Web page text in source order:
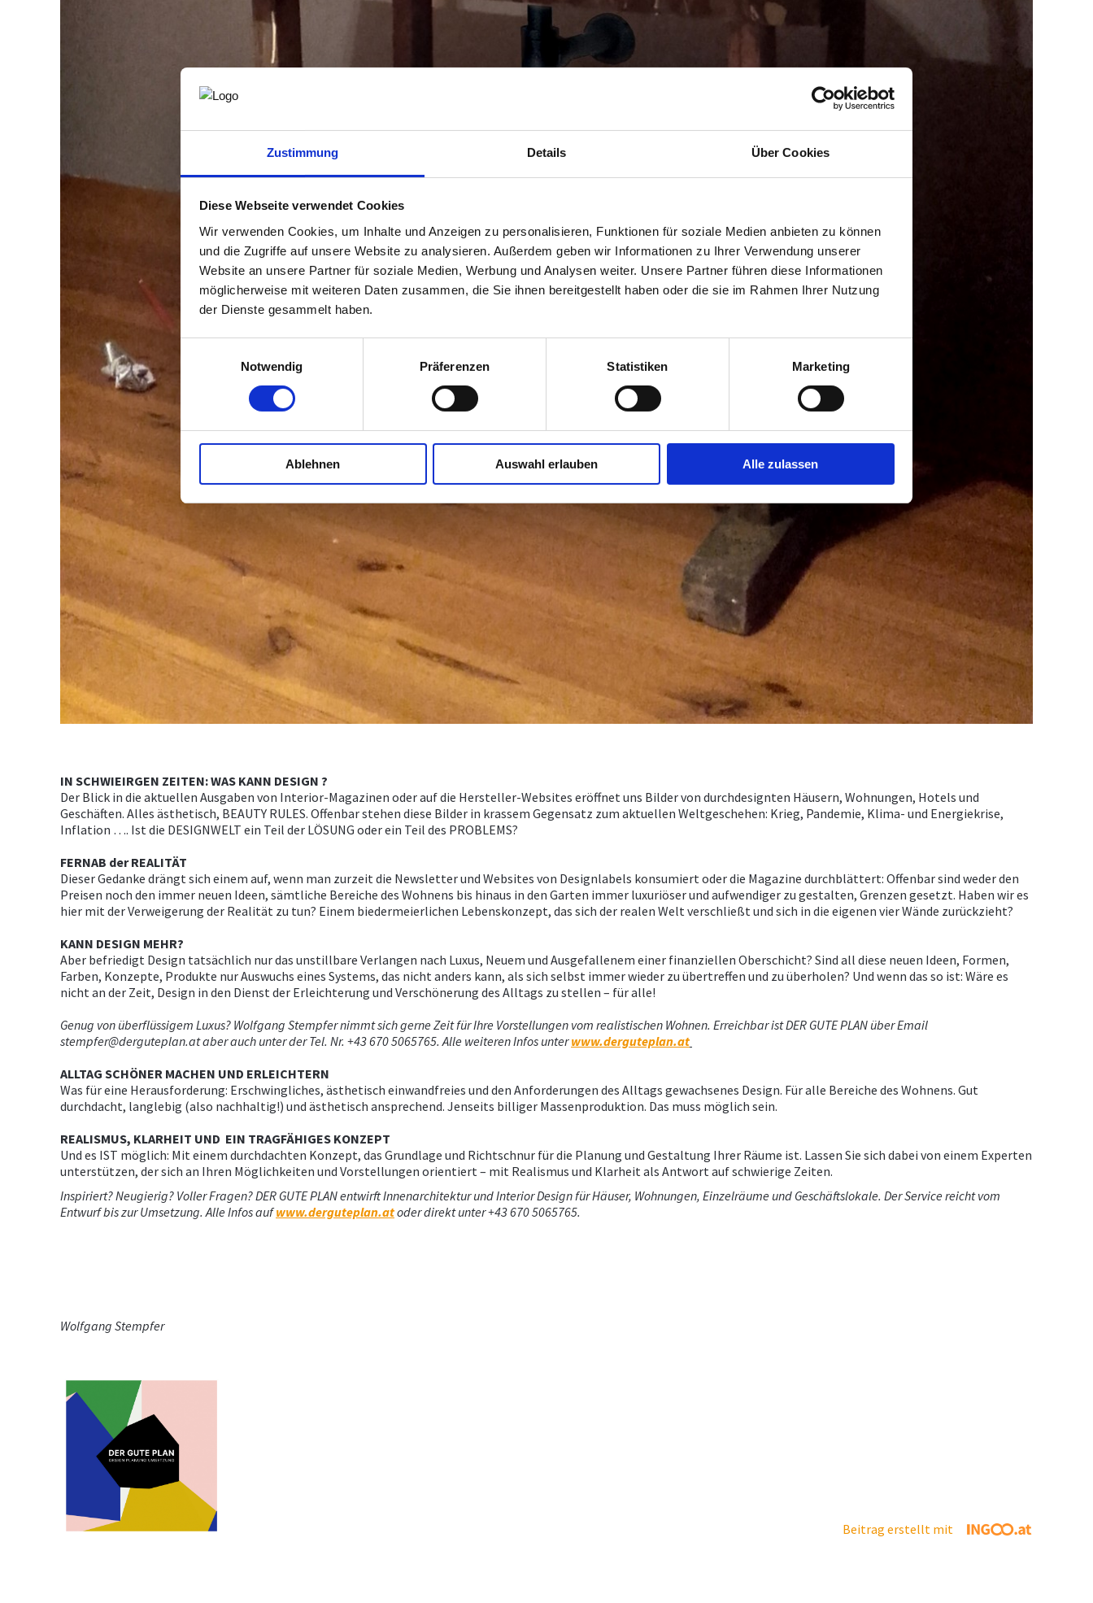
Zustimmung Details Über Cookies
Diese Webseite verwendet Cookies
Wir verwenden Cookies, um Inhalte und Anzeigen zu personalisieren, Funktionen für soziale Medien anbieten zu können
und die Zugriffe auf unsere Website zu analysieren. Außerdem geben wir Informationen zu Ihrer Verwendung unserer
Website an unsere Partner für soziale Medien, Werbung und Analysen weiter. Unsere Partner führen diese Informationen
möglicherweise mit weiteren Daten zusammen, die Sie ihnen bereitgestellt haben oder die sie im Rahmen Ihrer Nutzung
der Dienste gesammelt haben.
Notwendig
Präferenzen Statistiken Marketing
Ablehnen Auswahl erlauben Alle zulassen
IN SCHWIEIRGEN ZEITEN: WAS KANN DESIGN ?
Der Blick in die aktuellen Ausgaben von Interior-Magazinen oder auf die Hersteller-Websites eröffnet uns Bilder von durchdesignten Häusern, Wohnungen, Hotels und
Geschäften. Alles ästhetisch, BEAUTY RULES. Offenbar stehen diese Bilder in krassem Gegensatz zum aktuellen Weltgeschehen: Krieg, Pandemie, Klima- und Energiekrise,
Inflation …. Ist die DESIGNWELT ein Teil der LÖSUNG oder ein Teil des PROBLEMS?
FERNAB der REALITÄT
Dieser Gedanke drängt sich einem auf, wenn man zurzeit die Newsletter und Websites von Designlabels konsumiert oder die Magazine durchblättert: Offenbar sind weder den
Preisen noch den immer neuen Ideen, sämtliche Bereiche des Wohnens bis hinaus in den Garten immer luxuriöser und aufwendiger zu gestalten, Grenzen gesetzt. Haben wir es
hier mit der Verweigerung der Realität zu tun? Einem biedermeierlichen Lebenskonzept, das sich der realen Welt verschließt und sich in die eigenen vier Wände zurückzieht?
KANN DESIGN MEHR?
Aber befriedigt Design tatsächlich nur das unstillbare Verlangen nach Luxus, Neuem und Ausgefallenem einer finanziellen Oberschicht? Sind all diese neuen Ideen, Formen,
Farben, Konzepte, Produkte nur Auswuchs eines Systems, das nicht anders kann, als sich selbst immer wieder zu übertreffen und zu überholen? Und wenn das so ist: Wäre es
nicht an der Zeit, Design in den Dienst der Erleichterung und Verschönerung des Alltags zu stellen – für alle!
Genug von überflüssigem Luxus? Wolfgang Stempfer nimmt sich gerne Zeit für Ihre Vorstellungen vom realistischen Wohnen. Erreichbar ist DER GUTE PLAN über Email
stempfer@derguteplan.at aber auch unter der Tel. Nr. +43 670 5065765. Alle weiteren Infos unterwww.derguteplan.at
ALLTAG SCHÖNER MACHEN UND ERLEICHTERN
Was für eine Herausforderung: Erschwingliches, ästhetisch einwandfreies und den Anforderungen des Alltags gewachsenes Design. Für alle Bereiche des Wohnens. Gut
durchdacht, langlebig (also nachhaltig!) und ästhetisch ansprechend. Jenseits billiger Massenproduktion. Das muss möglich sein.
REALISMUS, KLARHEIT UND EIN TRAGFÄHIGES KONZEPT
Und es IST möglich: Mit einem durchdachten Konzept, das Grundlage und Richtschnur für die Planung und Gestaltung Ihrer Räume ist. Lassen Sie sich dabei von einem Experten
unterstützen, der sich an Ihren Möglichkeiten und Vorstellungen orientiert – mit Realismus und Klarheit als Antwort auf schwierige Zeiten.
Inspiriert? Neugierig? Voller Fragen? DER GUTE PLAN entwirft Innenarchitektur und Interior Design für Häuser, Wohnungen, Einzelräume und Geschäftslokale. Der Service reicht vom
Entwurf bis zur Umsetzung. Alle Infos aufwww.derguteplan.atoder direkt unter +43 670 5065765.
Wolfgang Stempfer
Beitrag erstellt mit